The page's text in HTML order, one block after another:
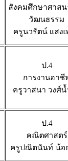
สังคมศึกษาศาสน
วัฒนธรรม
ครูนวรัตน์ แสง
ป.4
การงานอาชี
ครูวาสนา วงศ์
ป.4
คณิตศาสตร์
ครูปณิตนันท์ น้อ